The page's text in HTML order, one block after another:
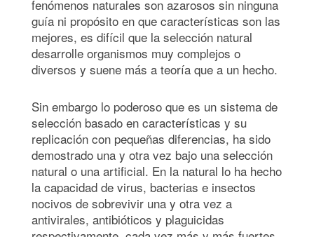
fenómenos naturales son azarosos sin ninguna
guía ni propósito en que características son las
mejores, es difícil que la selección natural
desarrolle organismos muy complejos o
diversos y suene más a teoría que a un hecho.
Sin embargo lo poderoso que es un sistema de
selección basado en características y su
replicación con pequeñas diferencias, ha sido
demostrado una y otra vez bajo una selección
natural o una artificial. En la natural lo ha hecho
la capacidad de virus, bacterias e insectos
nocivos de sobrevivir una y otra vez a
antivirales, antibióticos y plaguicidas